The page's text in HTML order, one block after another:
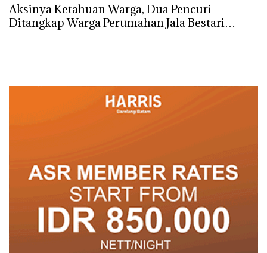
Selasa, 12/05/2020 - 10:00 WIB
Aksinya Ketahuan Warga, Dua Pencuri
Ditangkap Warga Perumahan Jala Bestari